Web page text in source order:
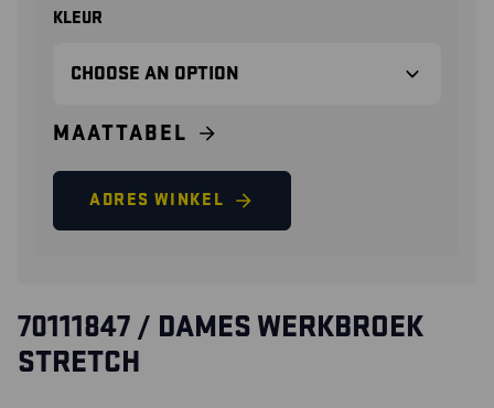
KLEUR
MAATTABEL
ADRES WINKEL
70111847 / DAMES WERKBROEK
STRETCH